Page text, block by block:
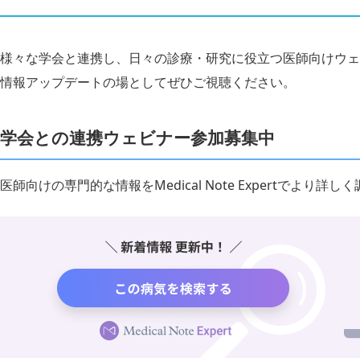
様々な学会と連携し、日々の診療・研究に役立つ医師向けウ
情報アップデートの場としてぜひご視聴ください。
学会との連携ウェビナー参加募集中
医師向けの専門的な情報をMedical Note Expertでより詳しく